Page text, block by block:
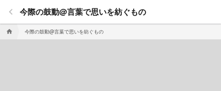
home 今際の鼓動@言葉で思いを紡ぐもの
keyboard_arrow_left 今際の鼓動@言葉で思いを紡ぐもの